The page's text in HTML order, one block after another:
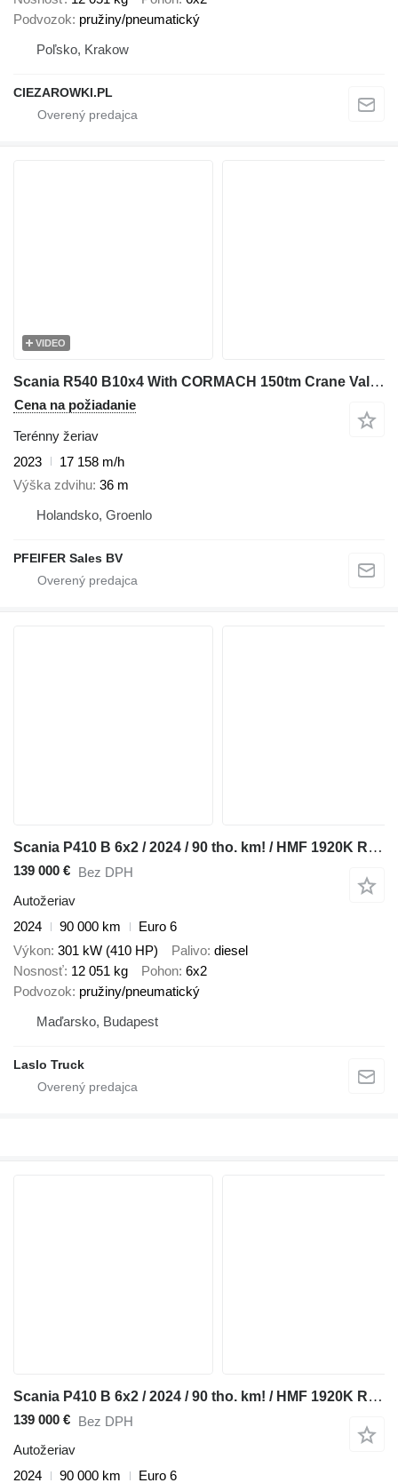
Podvozok pružiny/pneumatický
Poľsko, Krakow
CIEZAROWKI.PL
VIDEO
Scania R540 B10x4 With CORMACH 150tm Crane Valid inspecti
Cena na požiadanie
Terénny žeriav
2023
17 158 m/h
Výška zdvihu 36 m
Holandsko, Groenlo
PFEIFER Sales BV
Scania P410 B 6x2 / 2024 / 90 tho. km! / HMF 1920K RCS crane / RCL 5400
139 000 € Bez DPH
Autožeriav
2024
90 000 km
Euro 6
Výkon 301 kW (410 HP) Palivo diesel
Nosnosť 12 051 kg Pohon 6x2
Podvozok pružiny/pneumatický
Maďarsko, Budapest
Laslo Truck
Scania P410 B 6x2 / 2024 / 90 tho. km! / HMF 1920K RCS crane / RCL 5400
139 000 € Bez DPH
Autožeriav
2024
90 000 km Euro 6